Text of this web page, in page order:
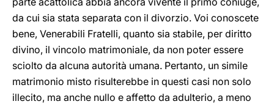
da cui sia stata separata con il divorzio. Voi conoscete
bene, Venerabili Fratelli, quanto sia stabile, per diritto
divino, il vincolo matrimoniale, da non poter essere
sciolto da alcuna autorità umana. Pertanto, un simile
matrimonio misto risulterebbe in questi casi non solo
illecito, ma anche nullo e affetto da adulterio, a meno